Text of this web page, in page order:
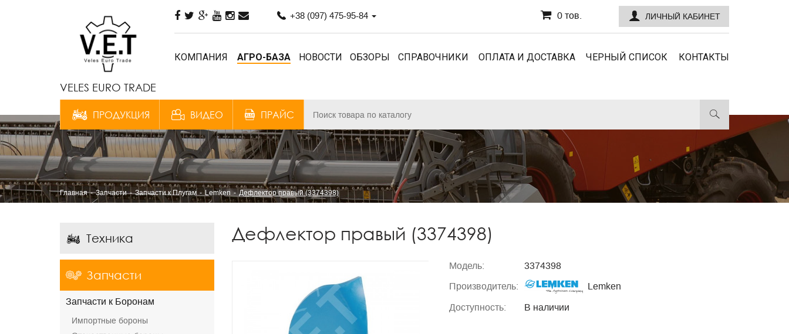
VELES EURO TRADE
+38 (097) 475-95-84 0 тов. ЛИЧНЫЙ КАБИНЕТ
КОМПАНИЯ АГРО-БАЗА НОВОСТИ ОБЗОРЫ СПРАВОЧНИКИ ОПЛАТА И ДОСТАВКА ЧЕРНЫЙ СПИСОК КОНТАКТЫ
ПРОДУКЦИЯ ВИДЕО ПРАЙС
Главная Запчасти Запчасти к Плугам Lemken Дефлектор правый (3374398)
Техника
Запчасти
Запчасти к Боронам
Импортные бороны
Дефлектор правый (3374398)
Модель: 3374398
Производитель: Lemken
Доступность: В наличии